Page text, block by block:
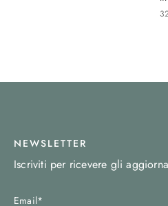
NEWSLETTER
Iscriviti per ricevere gli